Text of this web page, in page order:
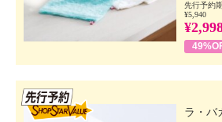
先行予約
¥5,940
ラ・バ